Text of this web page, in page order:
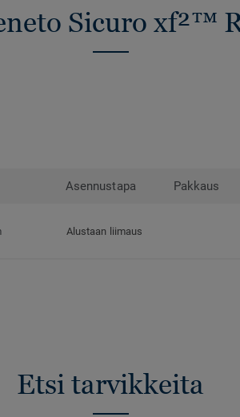
Sicuro xf²™
Asennustapa Pakkaus
Alustaan liimaus
Etsi tarvikkeita